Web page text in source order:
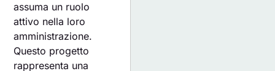
assuma un ruolo
attivo nella loro
amministrazione.
Questo progetto
rappresenta una